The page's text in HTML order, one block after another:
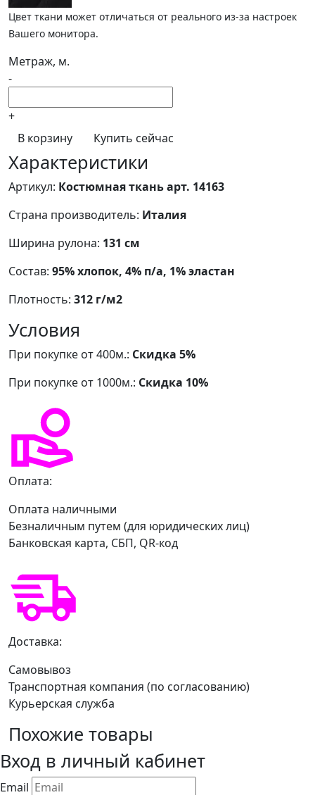
Цвет ткани может отличаться от реального из-за настроек
Вашего монитора.
Метраж, м.
-
+
В корзину
Купить сейчас
Характеристики
Артикул: Костюмная ткань арт. 14163
Страна производитель: Италия
Ширина рулона: 131 см
Состав: 95% хлопок, 4% п/а, 1% эластан
Плотность: 312 г/м2
Условия
При покупке от 400м.: Скидка 5%
При покупке от 1000м.: Скидка 10%
Оплата:
Оплата наличными
Безналичным путем (для юридических лиц)
Банковская карта, СБП, QR-код
Доставка:
Самовывоз
Транспортная компания (по согласованию)
Курьерская служба
Похожие товары
Вход в личный кабинет
Email